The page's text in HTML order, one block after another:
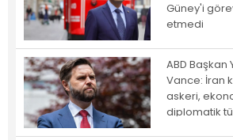
Güney'i
etmedi
ABD Başkan
Vance: İran
askeri,
diplomatik